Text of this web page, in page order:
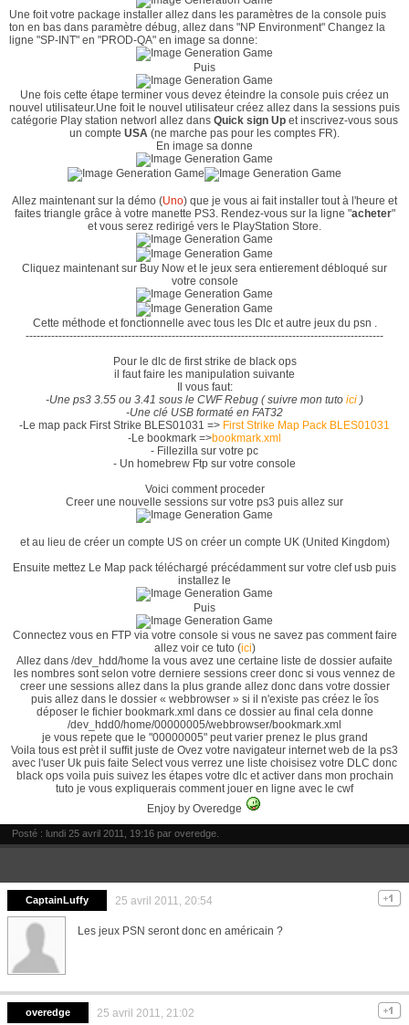
Une foit votre package installer allez dans les paramètres de la console puis
ton en bas dans paramètre débug, allez dans "NP Environment" Changez la
ligne "SP-INT" en "PROD-QA" en image sa donne:
Puis
Une fois cette étape terminer vous devez éteindre la console puis créez un
nouvel utilisateur.Une foit le nouvel utilisateur créez allez dans la sessions puis
catégorie Play station networl allez dans Quick sign Up et inscrivez-vous sous
un compte USA (ne marche pas pour les comptes FR).
En image sa donne
Allez maintenant sur la démo (Uno) que je vous ai fait installer tout à l'heure et
faites triangle grâce à votre manette PS3. Rendez-vous sur la ligne "acheter"
et vous serez redirigé vers le PlayStation Store.
Cliquez maintenant sur Buy Now et le jeux sera entierement débloqué sur
votre console
Cette méthode et fonctionnelle avec tous les Dlc et autre jeux du psn .
--------------------------------------------------------------------------------------------------
Pour le dlc de first strike de black ops
il faut faire les manipulation suivante
Il vous faut:
-Une ps3 3.55 ou 3.41 sous le CWF Rebug ( suivre mon tuto ici )
-Une clé USB formaté en FAT32
-Le map pack First Strike BLES01031 => First Strike Map Pack BLES01031
-Le bookmark =>bookmark.xml
- Fillezilla sur votre pc
- Un homebrew Ftp sur votre console
Voici comment proceder
Creer une nouvelle sessions sur votre ps3 puis allez sur
et au lieu de créer un compte US on créer un compte UK (United Kingdom)
Ensuite mettez Le Map pack téléchargé précédamment sur votre clef usb puis
installez le
Puis
Connectez vous en FTP via votre console si vous ne savez pas comment faire
allez voir ce tuto (ici)
Allez dans /dev_hdd/home la vous avez une certaine liste de dossier aufaite
les nombres sont selon votre derniere sessions creer donc si vous vennez de
creer une sessions allez dans la plus grande allez donc dans votre dossier
puis allez dans le dossier « webbrowser » si il n'existe pas créez le îos
déposer le fichier bookmark.xml dans ce dossier au final cela donne
/dev_hdd0/home/00000005/webbrowser/bookmark.xml
je vous repete que le "00000005" peut varier prenez le plus grand
Voila tous est prèt il suffit juste de Ovez votre navigateur internet web de la ps3
avec l'user Uk puis faite Select vous verrez une liste choisisez votre DLC donc
black ops voila puis suivez les étapes votre dlc et activer dans mon prochain
tuto je vous expliquerais comment jouer en ligne avec le cwf
Enjoy by Overedge
Posté : lundi 25 avril 2011, 19:16 par overedge
CaptainLuffy 25 avril 2011, 20:54
Les jeux PSN seront donc en américain ?
overedge 25 avril 2011, 21:02